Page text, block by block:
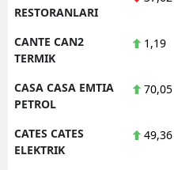
RESTORANLARI
CANTE CAN2
TERMIK
1,19
CASA CASA EMTIA
PETROL
70,05
CATES CATES
ELEKTRIK
49,36